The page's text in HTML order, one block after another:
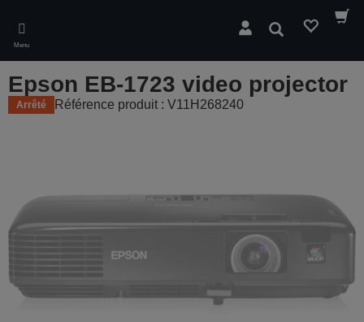
main
content
Menu
Rechercher
Epson EB-1723 video projector
Arrêté Référence produit : V11H268240